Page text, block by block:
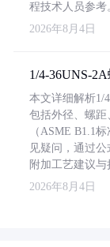
程技术人员参考
2026年8月4日
1/4-36UNS-
本文详细解析1/
包括外径、螺
（ASME B1.1
见疑问，通过
附加工艺建议与
2026年8月4日